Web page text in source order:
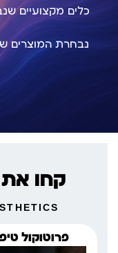
כלים מקצועיים
נבחרת המוצרים
קחו את
פרוטוקול טיפול 4: הגב התחתון